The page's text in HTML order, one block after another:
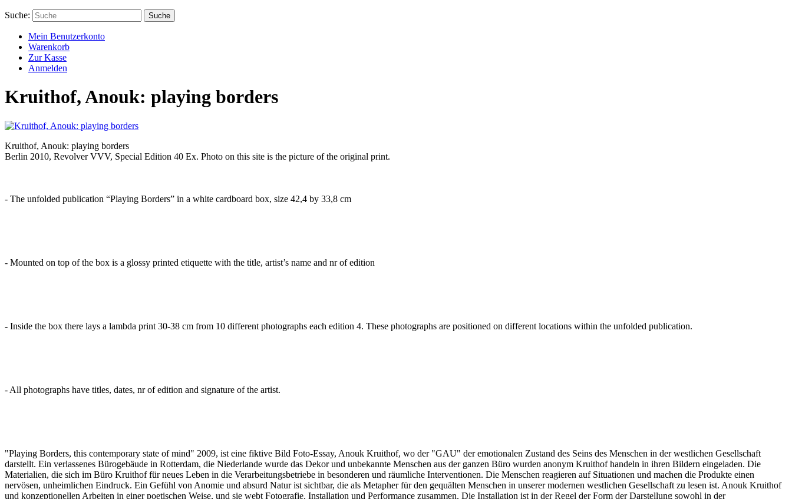
Suche: Suche
Mein Benutzerkonto
Warenkorb
Zur Kasse
Anmelden
Kruithof, Anouk: playing borders
Kruithof, Anouk: playing borders
Berlin 2010, Revolver VVV, Special Edition 40 Ex. Photo on this site is the picture of the original print.
- The unfolded publication “Playing Borders” in a white cardboard box, size 42,4 by 33,8 cm
- Mounted on top of the box is a glossy printed etiquette with the title, artist’s name and nr of edition
- Inside the box there lays a lambda print 30-38 cm from 10 different photographs each edition 4. These photographs are positioned on different locations within the unfolded publication.
- All photographs have titles, dates, nr of edition and signature of the artist.
"Playing Borders, this contemporary state of mind" 2009, ist eine fiktive Bild Foto-Essay, Anouk Kruithof, wo der "GAU" der emotionalen Zustand des Seins des Menschen in der westlichen Gesellschaft
darstellt. Ein verlassenes Bürogebäude in Rotterdam, die Niederlande wurde das Dekor und unbekannte Menschen aus der ganzen Büro wurden anonym Kruithof handeln in ihren Bildern eingeladen. Die
Materialien, die sich im Büro Kruithof für neues Leben in die Verarbeitungsbetriebe in besonderen und räumliche Interventionen. Die Menschen reagieren auf Situationen und machen die Produkte einen
nervösen, unheimlichen Eindruck. Ein Gefühl von Anomie und absurd Natur ist sichtbar, die als Metapher für den gequälten Menschen in unserer modernen westlichen Gesellschaft zu lesen ist. Anouk Kruithof
und konzeptionellen Arbeiten in einer poetischen Weise, und sie webt Fotografie, Installation und Performance zusammen. Die Installation ist in der Regel der Form der Darstellung sowohl in der